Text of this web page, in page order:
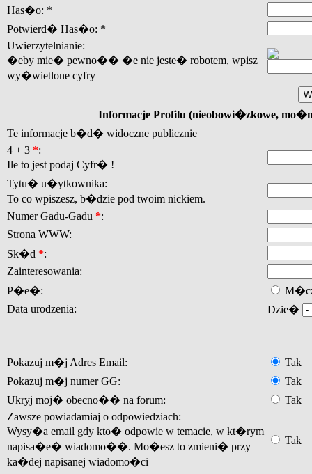
Has�o: *
Potwierd� Has�o: *
Uwierzytelnianie:
�eby mie� pewno�� �e nie jeste� robotem, wpisz
wy�wietlone cyfry
Informacje Profilu (nieobowi�zkowe,
Te informacje b�d� widoczne publicznie
4 + 3 *:
Ile to jest podaj Cyfr� !
Tytu� u�ytkownika:
To co wpiszesz, b�dzie pod twoim nickiem.
Numer Gadu-Gadu *:
Strona WWW:
Sk�d *:
Zainteresowania:
P�e�:
Data urodzenia:
Dzie�
Pokazuj m�j Adres Email:
Tak
Pokazuj m�j numer GG:
Tak
Ukryj moj� obecno�� na forum:
Tak
Zawsze powiadamiaj o odpowiedziach:
Wysy�a email gdy kto� odpowie w temacie, w kt�rym
napisa�e� wiadomo��. Mo�esz to zmieni� przy
ka�dej napisanej wiadomo�ci
Tak